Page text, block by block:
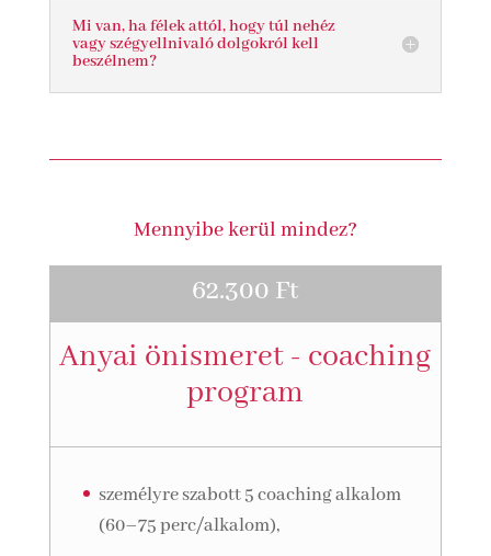
Mi van, ha félek attól, hogy túl nehéz
vagy szégyellnivaló dolgokról kell
beszélnem?
Mennyibe kerül mindez?
62.300 Ft
Anyai önismeret - coaching
program
személyre szabott 5 coaching alkalom
(60–75 perc/alkalom),